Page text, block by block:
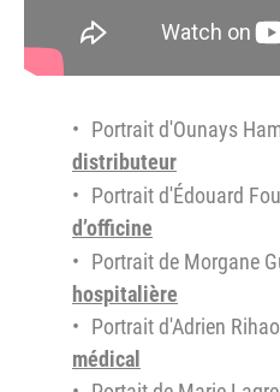
Portrait d'Ounays
distributeur
Portrait d'Édouard
d’officine
Portrait de Morgane
hospitalière
Portrait d'Adrien
médical